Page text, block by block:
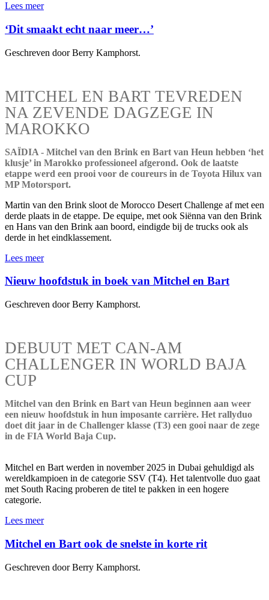
Lees meer
‘Dit smaakt echt naar meer…’
Geschreven door Berry Kamphorst.
MITCHEL EN BART TEVREDEN
NA ZEVENDE DAGZEGE IN
MAROKKO
SAÏDIA - Mitchel van den Brink en Bart van Heun hebben ‘het
klusje’ in Marokko professioneel afgerond. Ook de laatste
etappe werd een prooi voor de coureurs in de Toyota Hilux van
MP Motorsport.
Martin van den Brink sloot de Morocco Desert Challenge af met een
derde plaats in de etappe. De equipe, met ook Siënna van den Brink
en Hans van den Brink aan boord, eindigde bij de trucks ook als
derde in het eindklassement.
Lees meer
Nieuw hoofdstuk in boek van Mitchel en Bart
Geschreven door Berry Kamphorst.
DEBUUT MET CAN-AM
CHALLENGER IN WORLD BAJA
CUP
Mitchel van den Brink en Bart van Heun beginnen aan weer
een nieuw hoofdstuk in hun imposante carrière. Het rallyduo
doet dit jaar in de Challenger klasse (T3) een gooi naar de zege
in de FIA World Baja Cup.
Mitchel en Bart werden in november 2025 in Dubai gehuldigd als
wereldkampioen in de categorie SSV (T4). Het talentvolle duo gaat
met South Racing proberen de titel te pakken in een hogere
categorie.
Lees meer
Mitchel en Bart ook de snelste in korte rit
Geschreven door Berry Kamphorst.